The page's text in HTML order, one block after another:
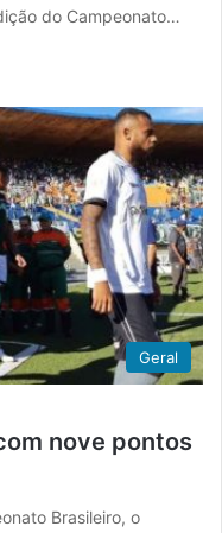
do Campeonato…
Geral
nove pontos
Brasileiro, o